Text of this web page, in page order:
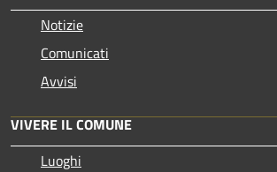
Notizie
Comunicati
Avvisi
VIVERE IL COMUNE
Luoghi